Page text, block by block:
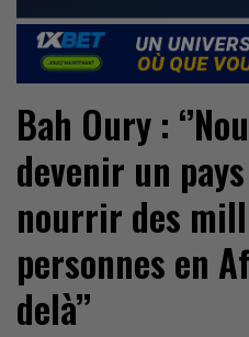
Bah Oury :
devenir un
nourrir des
personnes en
delà’’